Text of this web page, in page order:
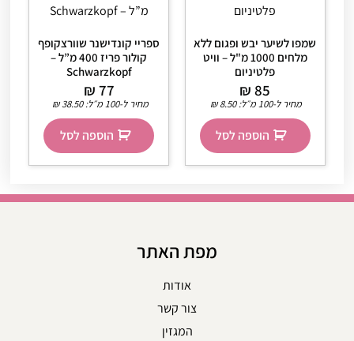
שמפו לשיער יבש ופגום ללא
מלחים 1000 מ"ל – וויט
פלטיניום
₪85
מחיר ל-100 מ״ל: ₪8.50
הוספה לסל
ספריי קונדישנר שוורצקופף
קולור פריז 400 מ”ל –
Schwarzkopf
₪77
מחיר ל-100 מ״ל: ₪38.50
הוספה לסל
מפת האתר
אודות
צור קשר
המגזין